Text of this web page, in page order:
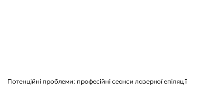
Потенційні проблеми: професійні сеанси лазерної епіляції